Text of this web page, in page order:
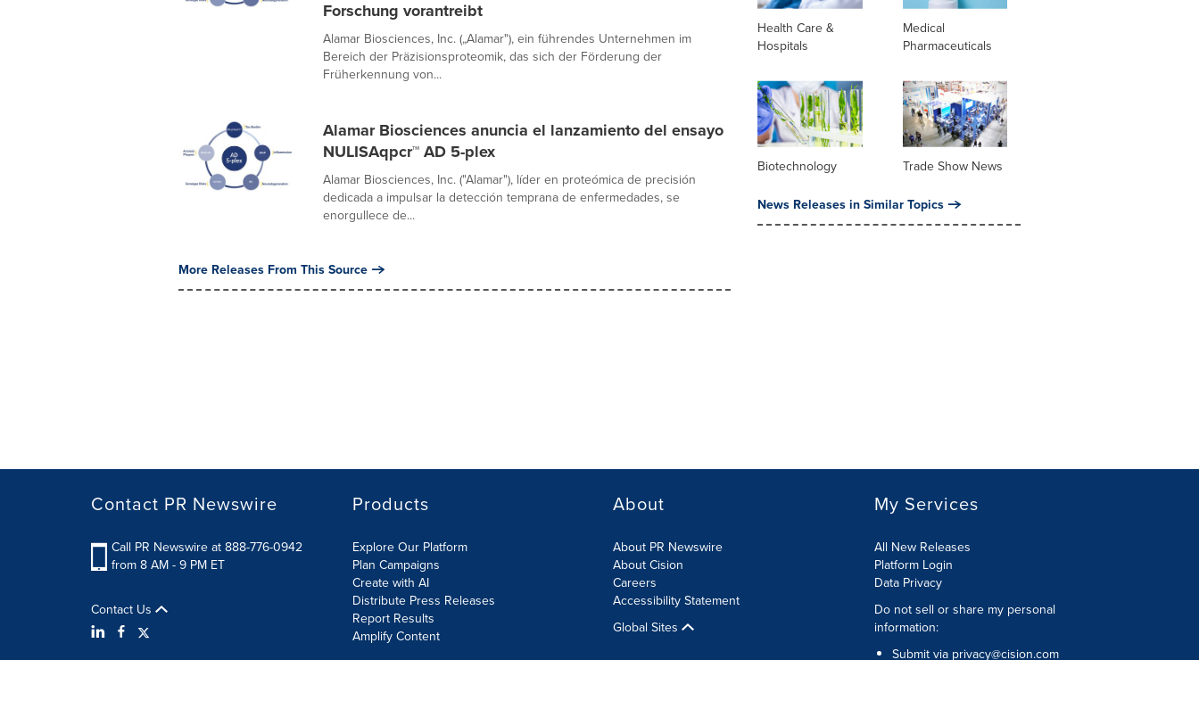
Forschung vorantreibt
Alamar Biosciences, Inc. („Alamar"), ein führendes Unternehmen im
Bereich der Präzisionsproteomik, das sich der Förderung der
Früherkennung von...
Alamar Biosciences anuncia el lanzamiento del ensayo
NULISAqpcr™ AD 5-plex
Alamar Biosciences, Inc. ("Alamar"), líder en proteómica de precisión
dedicada a impulsar la detección temprana de enfermedades, se
enorgullece de...
More Releases From This Source
Health Care &
Hospitals
Medical
Pharmaceuticals
Biotechnology Trade Show News
News Releases in Similar Topics
Contact PR Newswire
Call PR Newswire at 888-776-0942
from 8 AM - 9 PM ET
Contact Us
Products
Explore Our Platform
Plan Campaigns
Create with AI
Distribute Press Releases
Report Results
Amplify Content
About
About PR Newswire
About Cision
Careers
Accessibility Statement
Global Sites
My Services
All New Releases
Platform Login
Data Privacy
Do not sell or share my personal
information:
Submit via privacy@cision.com